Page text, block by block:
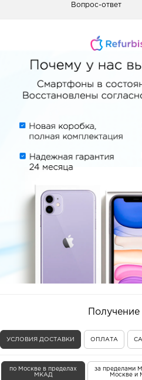
Вопрос-ответ
УСЛОВИЯ ДОСТАВКИ ОПЛАТА
по Москве в пределах
МКАД
за пределами
Москве и